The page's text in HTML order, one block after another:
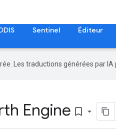
Sentinel Éditeur
Les traductions générées par IA
Engine bookmark_border